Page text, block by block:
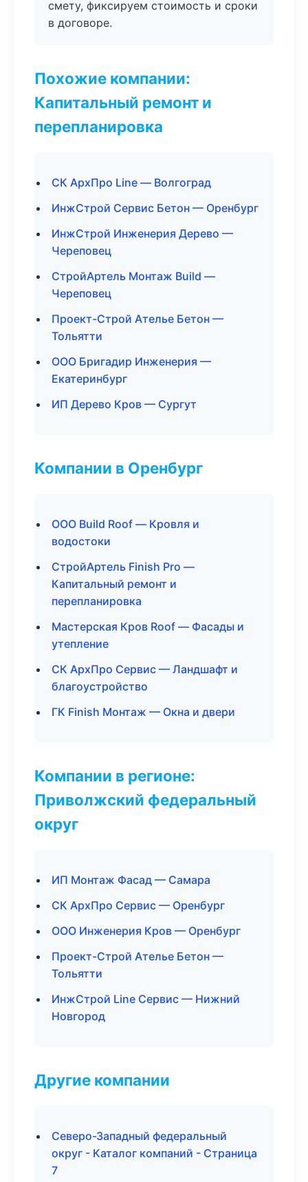
смету, фиксируем стоимость и сроки
в договоре.
Похожие компании:
Капитальный ремонт и
перепланировка
СК АрхПро Line — Волгоград
ИнжСтрой Сервис Бетон — Оренбург
ИнжСтрой Инженерия Дерево —
Череповец
СтройАртель Монтаж Build —
Череповец
Проект-Строй Ателье Бетон —
Тольятти
ООО Бригадир Инженерия —
Екатеринбург
ИП Дерево Кров — Сургут
Компании в Оренбург
ООО Build Roof — Кровля и
водостоки
СтройАртель Finish Pro —
Капитальный ремонт и
перепланировка
Мастерская Кров Roof — Фасады и
утепление
СК АрхПро Сервис — Ландшафт и
благоустройство
ГК Finish Монтаж — Окна и двери
Компании в регионе:
Приволжский федеральный
округ
ИП Монтаж Фасад — Самара
СК АрхПро Сервис — Оренбург
ООО Инженерия Кров — Оренбург
Проект-Строй Ателье Бетон —
Тольятти
ИнжСтрой Line Сервис — Нижний
Новгород
Другие компании
Северо-Западный федеральный
округ - Каталог компаний - Страница
7